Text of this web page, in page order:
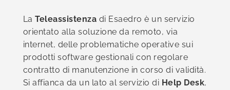
LaTeleassistenza di Esaedro è un servizio
orientato alla soluzione da remoto, via
internet, delle problematiche operative sui
prodotti software gestionali con regolare
contratto di manutenzione in corso di validità.
Si affianca da un lato al servizio di Help Desk,